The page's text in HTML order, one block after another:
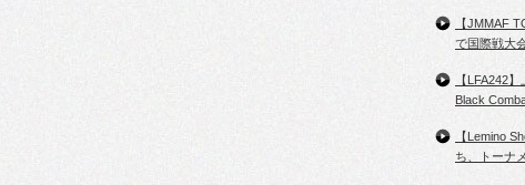
【JMMAF
で国際戦大
【LFA242
Black
【Lemino
ち、トーナ